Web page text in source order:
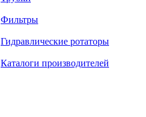
Фильтры
Гидравлические ротаторы
Каталоги производителей